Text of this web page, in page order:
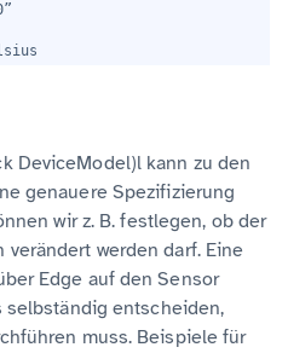
DeviceModel)l kann zu den
genauere Spezifizierung
wir z. B. festlegen, ob der
werden darf. Eine
Edge auf den Sensor
selbständig entscheiden,
muss. Beispiele für